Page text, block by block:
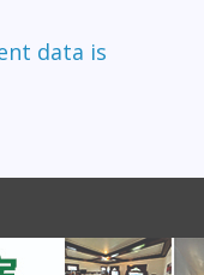
data is